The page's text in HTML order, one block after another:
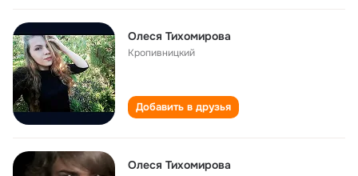
Олеся Тихомирова
Кропивницкий
Добавить в друзья
Олеся Тихомирова